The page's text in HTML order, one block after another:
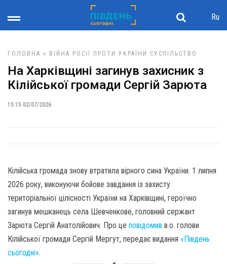
Ru
ГОЛОВНА » ВІЙНА РОСІЇ ПРОТИ УКРАЇНИ СУСПІЛЬСТВО
На Харківщині загинув захисник з
Кілійської громади Сергій Зарюта
15:15 02/07/2026
Кілійська громада знову втратила вірного сина України. 1 липня
2026 року, виконуючи бойове завдання із захисту
територіальної цілісності України на Харківщині, героїчно
загинув мешканець села Шевченкове, головний сержант
Зарюта Сергій Анатолійович. Про це повідомив в.о. голови
Кілійської громади Сергій Мергут, передає видання «Південь
сьогодні».